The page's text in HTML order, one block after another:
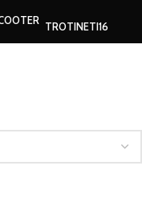
TROTINETI16